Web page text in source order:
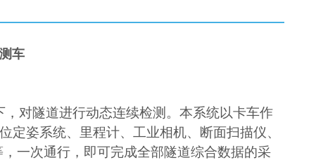
车
，对隧道进行动态连续检测。本系统以卡车作
定姿系统、里程计、工业相机、断面扫描仪、
一次通行，即可完成全部隧道综合数据的采